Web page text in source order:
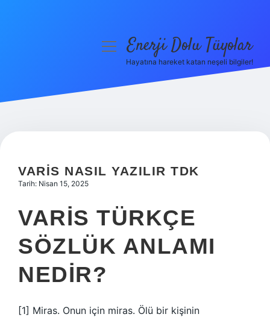
Hakkımızda
menüyüEnerji Dolu Tüyolar
Hayatına hareket katan neşeli bilgiler!
VARIS NASIL YAZILIR TDK
Tarih: Nisan 15, 2025
VARIS TÜRKÇE
SÖZLÜK ANLAMI
NEDIR?
[1] Miras. Onun için miras. Ölü bir kişinin